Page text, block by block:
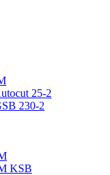
25-2
230-2
KSB